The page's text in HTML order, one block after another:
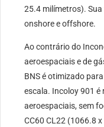
25.4 milímetros).
onshore e offshore.
Ao contrário do
aeroespaciais e de
BNS é otimizado
escala. Incoloy 901
aeroespaciais, sem
CC60 CL22 (1066.8